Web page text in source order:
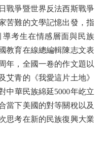
戰爭暨世界反法西斯戰爭
苦難的文學記憶出發，指
考生在情感層面與民族
教育在線總編輯陳志文表
年，全國一卷的作文題以
艾青的《我愛這片土地》
中華民族綿延5000年屹立
當下美國的對等關稅以及
思考在新的民族復興大業